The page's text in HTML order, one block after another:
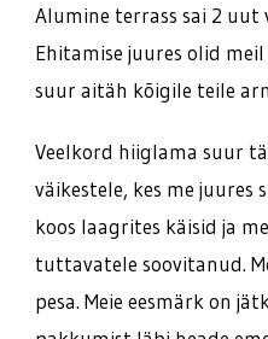
Alumine terrass sai 2
Ehitamise juures olid
suur aitäh kõigile teile
Veelkord hiiglama suur
väikestele, kes me juures
koos laagrites käisid ja
tuttavatele soovitanud.
pesa. Meie eesmärk on